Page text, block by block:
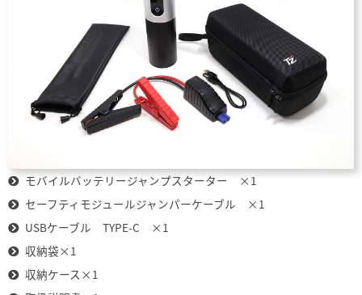
モバイルバッテリージャンプスターター ×1
セーフティモジュールジャンパーケーブル ×1
USBケーブル TYPE-C ×1
収納袋×1
収納ケース×1